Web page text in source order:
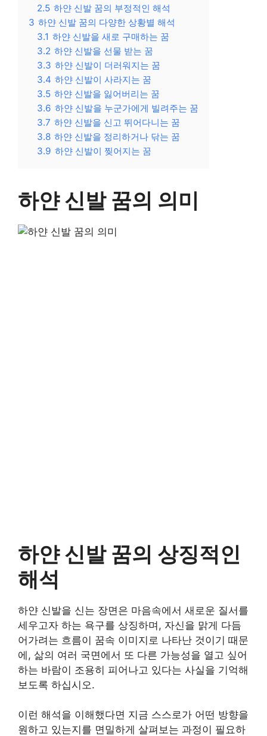
2.5 하얀 신발 꿈의 부정적인 해석
3 하얀 신발 꿈의 다양한 상황별 해석
3.1 하얀 신발을 새로 구매하는 꿈
3.2 하얀 신발을 선물 받는 꿈
3.3 하얀 신발이 더러워지는 꿈
3.4 하얀 신발이 사라지는 꿈
3.5 하얀 신발을 잃어버리는 꿈
3.6 하얀 신발을 누군가에게 빌려주는 꿈
3.7 하얀 신발을 신고 뛰어다니는 꿈
3.8 하얀 신발을 정리하거나 닦는 꿈
3.9 하얀 신발이 찢어지는 꿈
하얀 신발 꿈의 의미
하얀 신발 꿈의 상징적인
해석
하얀 신발을 신는 장면은 마음속에서 새로운 질서를
세우고자 하는 욕구를 상징하며, 자신을 맑게 다듬
어가려는 흐름이 꿈속 이미지로 나타난 것이기 때문
에, 삶의 여러 국면에서 또 다른 가능성을 열고 싶어
하는 바람이 조용히 피어나고 있다는 사실을 기억해
보도록 하십시오.
이런 해석을 이해했다면 지금 스스로가 어떤 방향을
원하고 있는지를 면밀하게 살펴보는 과정이 필요하